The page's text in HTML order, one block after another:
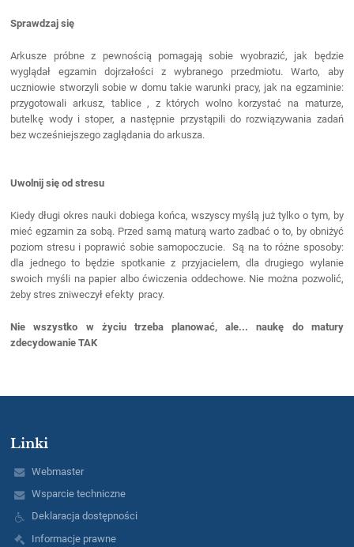
Sprawdzaj się
Arkusze próbne z pewnością pomagają sobie wyobrazić, jak będzie
wyglądał egzamin dojrzałości z wybranego przedmiotu. Warto, aby
uczniowie stworzyli sobie w domu takie warunki pracy, jak na egzaminie:
przygotowali arkusz, tablice , z których wolno korzystać na maturze,
butelkę wody i stoper, a następnie przystąpili do rozwiązywania zadań
bez wcześniejszego zaglądania do arkusza.
Uwolnij się od stresu
Kiedy długi okres nauki dobiega końca, wszyscy myślą już tylko o tym, by
mieć egzamin za sobą. Przed samą maturą warto zadbać o to, by obniżyć
poziom stresu i poprawić sobie samopoczucie. Są na to różne sposoby:
dla jednego to będzie spotkanie z przyjacielem, dla drugiego wylanie
swoich myśli na papier albo ćwiczenia oddechowe. Nie można pozwolić,
żeby stres zniweczył efekty pracy.
Nie wszystko w życiu trzeba planować, ale... naukę do matury
zdecydowanie TAK
Linki
Webmaster
Wsparcie techniczne
Deklaracja dostępności
Informacje prawne